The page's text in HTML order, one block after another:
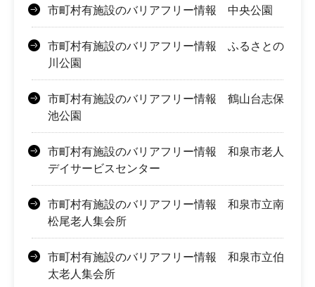
市町村有施設のバリアフリー情報 中央公園
市町村有施設のバリアフリー情報 ふるさとの
川公園
市町村有施設のバリアフリー情報 鶴山台志保
池公園
市町村有施設のバリアフリー情報 和泉市老人
デイサービスセンター
市町村有施設のバリアフリー情報 和泉市立南
松尾老人集会所
市町村有施設のバリアフリー情報 和泉市立伯
太老人集会所